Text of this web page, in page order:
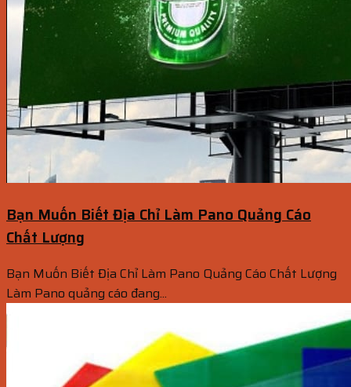
Bạn Muốn Biết Địa Chỉ Làm Pano Quảng Cáo
Chất Lượng
Bạn Muốn Biết Địa Chỉ Làm Pano Quảng Cáo Chất Lượng
Làm Pano quảng cáo đang...